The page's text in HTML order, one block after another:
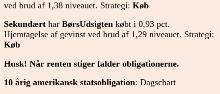
ved brud af 1,38 niveauet. Strategi: Køb
Sekundært har BørsUdsigten købt i 0,93 pct.
Hjemtagelse af gevinst ved brud af 1,29 niveauet. Strategi:
Køb
Husk! Når renten stiger falder obligationerne.
10 årig amerikansk statsobligation: Dagschart